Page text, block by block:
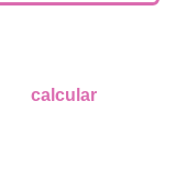
calcular